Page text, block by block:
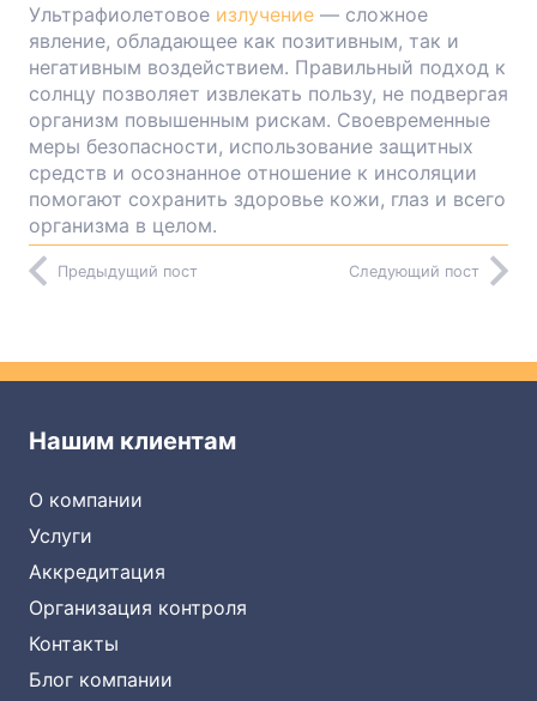
Ультрафиолетовое излучение — сложное
явление, обладающее как позитивным, так и
негативным воздействием. Правильный подход к
солнцу позволяет извлекать пользу, не подвергая
организм повышенным рискам. Своевременные
меры безопасности, использование защитных
средств и осознанное отношение к инсоляции
помогают сохранить здоровье кожи, глаз и всего
организма в целом.
Предыдущий пост Следующий пост
Нашим клиентам
О компании
Услуги
Аккредитация
Организация контроля
Контакты
Блог компании